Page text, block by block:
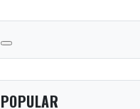
POPULAR